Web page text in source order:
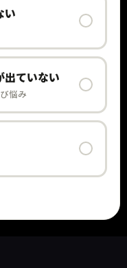
い
出ていない
悩み